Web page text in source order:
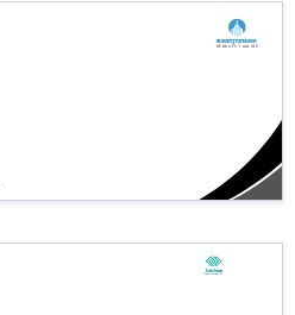
Bedrijfsnaam
Bedrijfs tagline
Bedrijfsnaam
Bedrijfs tagline